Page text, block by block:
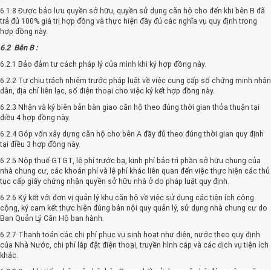
6.1.8 Được bảo lưu quyền sở hữu, quyền sử dụng căn hộ cho đến khi bên B đã
trả đủ 100% giá trị hợp đồng và thực hiện đầy đủ các nghĩa vụ quy định trong
hợp đồng này.
6.2 Bên B :
6.2.1 Bảo đảm tư cách pháp lý của mình khi ký hợp đồng này.
6.2.2 Tự chịu trách nhiệm trước pháp luật về việc cung cấp số chứng minh nhân
dân, địa chỉ liên lạc, số điện thoại cho việc ký kết hợp đồng này.
6.2.3 Nhận và ký biên bản bàn giao căn hộ theo đúng thời gian thỏa thuận tại
điều 4 hợp đồng này.
6.2.4 Góp vốn xây dựng căn hộ cho bên A đầy đủ theo đúng thời gian quy định
tại điều 3 hợp đồng này.
6.2.5 Nộp thuế GTGT, lệ phí trước bạ, kinh phí bảo trì phần sở hữu chung của
nhà chung cư, các khoản phí và lệ phí khác liên quan đến việc thực hiện các thủ
tục cấp giấy chứng nhận quyền sở hữu nhà ở do pháp luật quy định.
6.2.6 Ký kết với đơn vị quản lý khu căn hộ về việc sử dụng các tiện ích công
cộng, ký cam kết thực hiện đúng bản nội quy quản lý, sử dụng nhà chung cư do
Ban Quản Lý Căn Hộ ban hành.
6.2.7 Thanh toán các chi phí phục vụ sinh hoạt như điện, nước theo quy định
của Nhà Nước, chi phí lắp đặt điện thoại, truyền hình cáp và các dịch vụ tiện ích
khác.